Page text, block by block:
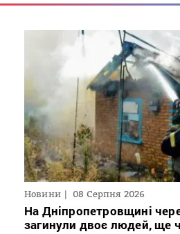
Новини 08 Серпня 2026
На Дніпропетровщині
загинули двоє людей, ще